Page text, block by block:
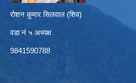
रोशन कुमार सिलवाल (शिव)
वडा नं ५ अध्यक्ष
9841590788